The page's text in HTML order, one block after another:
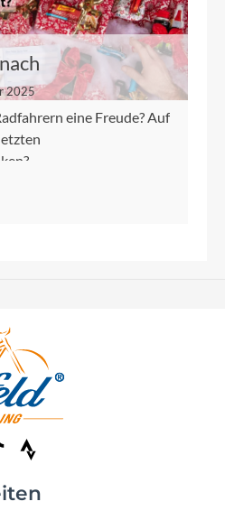
2025
eine Freude? Auf